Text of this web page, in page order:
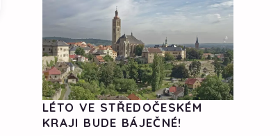
LÉTO VE STŘEDOČESKÉM
KRAJI BUDE BÁJEČNÉ!